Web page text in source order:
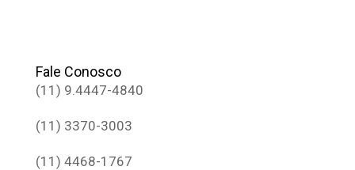
Fale Conosco
(11) 9.4447-4840
(11) 3370-3003
(11) 4468-1767